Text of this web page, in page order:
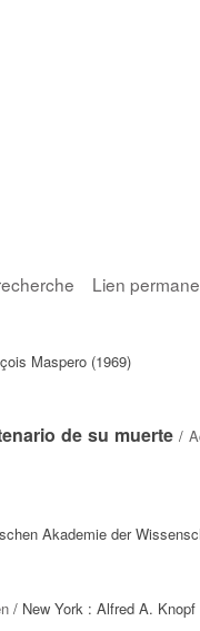
Lien
Maspero (1969)
de su muerte /
Akademie der
/ New York : Alfred A. Knopf